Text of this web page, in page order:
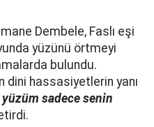
Dembele, Faslı eşi
yüzünü örtmeyi
bulundu.
dini hassasiyetlerin yanı
yüzüm sadece senin